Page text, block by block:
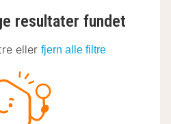
resultater fundet
eller fjern alle filtre